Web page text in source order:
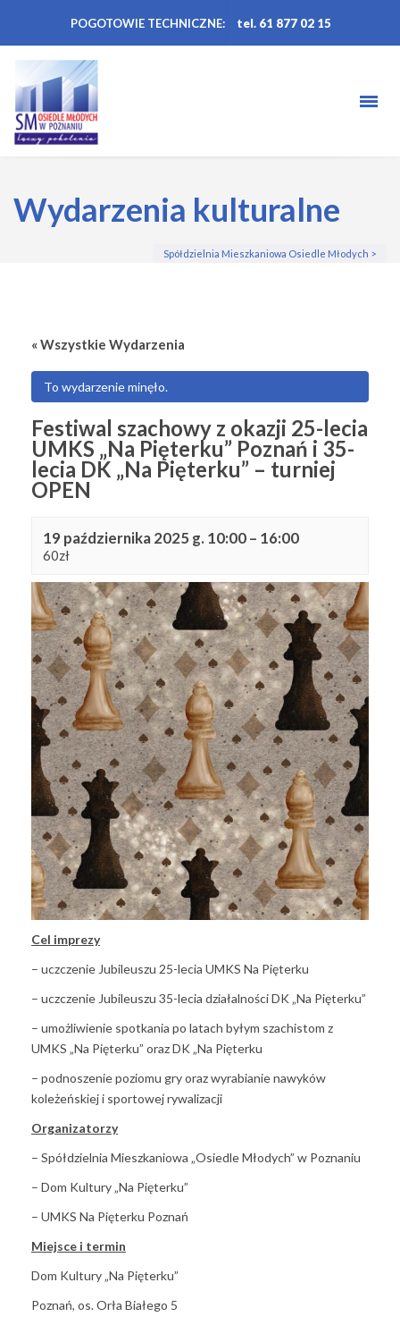
POGOTOWIE TECHNICZNE: tel. 61 877 02 15
Wydarzenia kulturalne
Spółdzielnia Mieszkaniowa Osiedle Młodych >
« Wszystkie Wydarzenia
To wydarzenie minęło.
Festiwal szachowy z okazji 25-lecia
UMKS „Na Pięterku” Poznań i 35-
lecia DK „Na Pięterku” – turniej
OPEN
19 października 2025 g. 10:00– 16:00
60zł
Cel imprezy
– uczczenie Jubileuszu 25-lecia UMKS Na Pięterku
– uczczenie Jubileuszu 35-lecia działalności DK „Na Pięterku”
– umożliwienie spotkania po latach byłym szachistom z
UMKS „Na Pięterku” oraz DK „Na Pięterku
– podnoszenie poziomu gry oraz wyrabianie nawyków
koleżeńskiej i sportowej rywalizacji
Organizatorzy
– Spółdzielnia Mieszkaniowa „Osiedle Młodych” w Poznaniu
– Dom Kultury „Na Pięterku”
– UMKS Na Pięterku Poznań
Miejsce i termin
Dom Kultury „Na Pięterku”
Poznań, os. Orła Białego 5